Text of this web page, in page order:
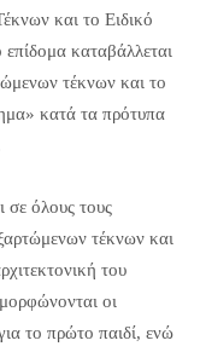
και το Ειδικό
καταβάλλεται
τέκνων και το
κατά τα πρότυπα
σε όλους τους
τέκνων και
του
οι
το πρώτο παιδί, ενώ